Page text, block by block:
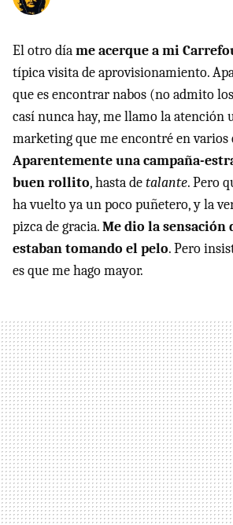
El otro díame acerque a mi
típica visita de aprovisionamiento.
que es encontrar nabos (no admito
casí nunca hay, me llamo la atención
marketing que me encontré en varios
Aparentemente una campaña-
buen rollito, hasta detalante. Pero
ha vuelto ya un poco puñetero, y la
pizca de gracia.Me dio la sensación
estaban tomando el pelo. Pero
es que me hago mayor.